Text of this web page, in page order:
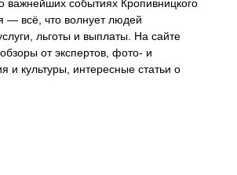
важнейших событиях Кропивницкого
— всё, что волнует людей
льготы и выплаты. На сайте
от экспертов, фото- и
и культуры, интересные статьи о